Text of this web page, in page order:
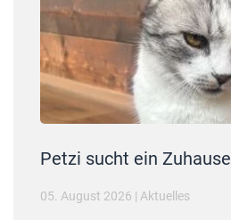
Petzi sucht ein Zuhause
05. August 2026 | Aktuelles